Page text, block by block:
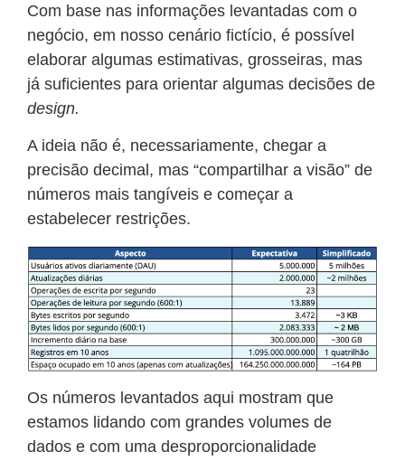
Com base nas informações levantadas com o
negócio, em nosso cenário fictício, é possível
elaborar algumas estimativas, grosseiras, mas
já suficientes para orientar algumas decisões de
design.
A ideia não é, necessariamente, chegar a
precisão decimal, mas “compartilhar a visão” de
números mais tangíveis e começar a
estabelecer restrições.
Os números levantados aqui mostram que
estamos lidando com grandes volumes de
dados e com uma desproporcionalidade